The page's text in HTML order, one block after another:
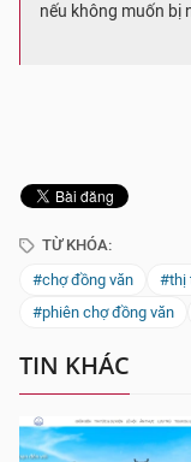
nếu không muốn bị
TỪ KHÓA:
#chợ đồng văn
#thị
#phiên chợ đồng văn
TIN KHÁC